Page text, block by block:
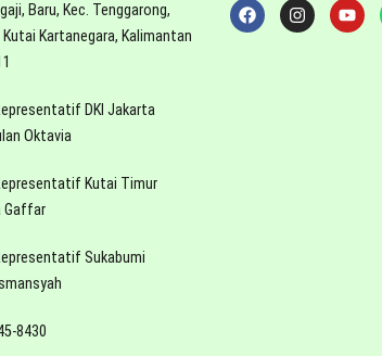
Baru, Kec. Tenggarong,
Kutai Kartanegara, Kalimantan
DKI Jakarta
Oktavia
Kutai Timur
Gaffar
Sukabumi
8430